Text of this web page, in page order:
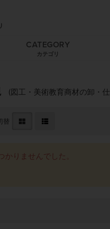
CATEGORY
カテゴリ
(図工・美術教育商材の卸・
替
りませんでした。